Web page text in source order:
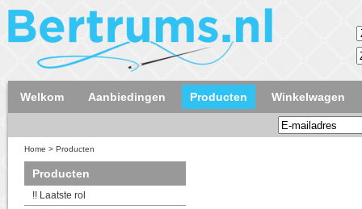
Welkom Aanbiedingen Producten Winkelwagen
Home > Producten
Producten
!! Laatste rol